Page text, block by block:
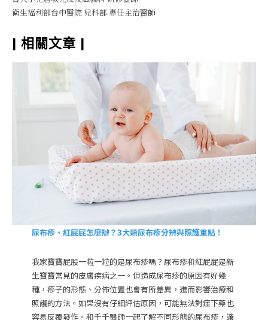
衛生福利部台中醫院 兒科部 專任主治醫師
| 相關文章 |
尿布疹、紅屁屁怎麼辦？3大類尿布疹分辨與照護重點！
我家寶寶屁股一粒一粒的是尿布疹嗎？尿布疹和紅屁屁是新
生寶寶常見的皮膚疾病之一。但造成尿布疹的原因有好幾
種，疹子的形態、分佈位置也會有所差異，進而影響治療和
照護的方法。如果沒有仔細評估原因，可能無法對症下藥也
容易反覆發作。和千千醫師一起了解不同形態的尿布疹，讓